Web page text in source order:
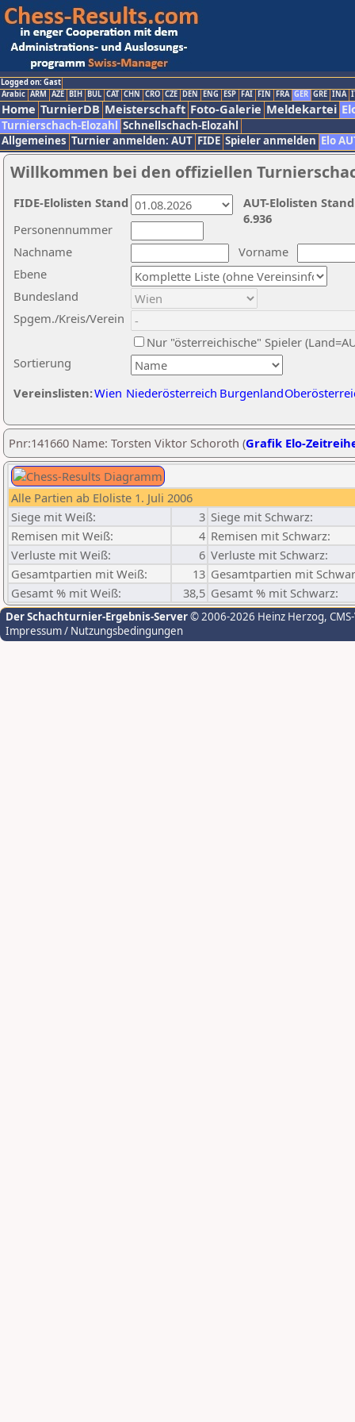
Logged on: Gast
Arabic ARM AZE BIH BUL CAT CHN CRO CZE DEN ENG ESP FAI FIN FRA GER GRE INA
Home TurnierDB Meisterschaft Foto-Galerie Meldekartei
Turnierschach-Elozahl Schnellschach-Elozahl
Allgemeines Turnier anmelden: AUT FIDE Spieler anmelden Elo
Willkommen bei den offiziellen
Nachname
Vorname
Ebene
Sortierung
Personennummer
Bundesland
Spgem./Kreis/Verein
Nur "österreichische" Spieler
Vereinslisten:Wien Niederösterreich Burgenland
AUT-Elolisten
6.936
FIDE-Elolisten Stand
Pnr:141660 Name: Torsten Viktor Schoroth (Grafik Elo-
Alle Partien ab Eloliste 1. Juli 2006
Siege mit Weiß:
3 Siege mit Schwarz:
Remisen mit Weiß:
4 Remisen mit Schwarz:
Verluste mit Weiß:
6 Verluste mit Schwarz:
Gesamtpartien mit Weiß:
13 Gesamtpartien mit
Gesamt % mit Weiß:
38,5 Gesamt % mit Schwarz:
Der Schachturnier-Ergebnis-Server© 2006-2026 Heinz Herzog,
Impressum / Nutzungsbedingungen